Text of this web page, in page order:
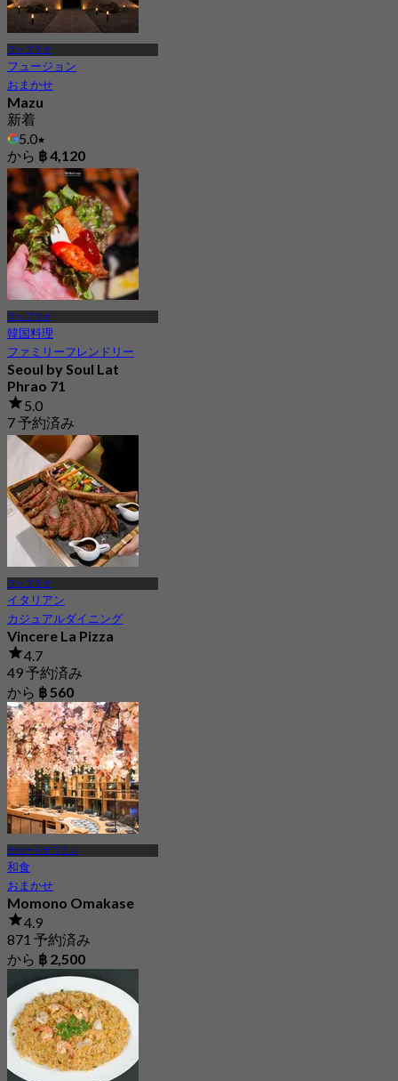
ラップラオ
フュージョン
おまかせ
Mazu
新着
5.0
から ฿ 4,120
ラップラオ
韓国料理
ファミリーフレンドリー
Seoul by Soul Lat
Phrao 71
5.0
7 予約済み
から฿ 350
ラップラオ
イタリアン
カジュアルダイニング
Vincere La Pizza
4.7
49 予約済み
から ฿ 560
カセートナワミン
和食
おまかせ
Momono Omakase
4.9
871 予約済み
から ฿ 2,500